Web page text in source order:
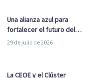
Una alianza azul para
fortalecer el futuro del
sector marítimo
29 de julio de 2026
La CEOE y el Clúster